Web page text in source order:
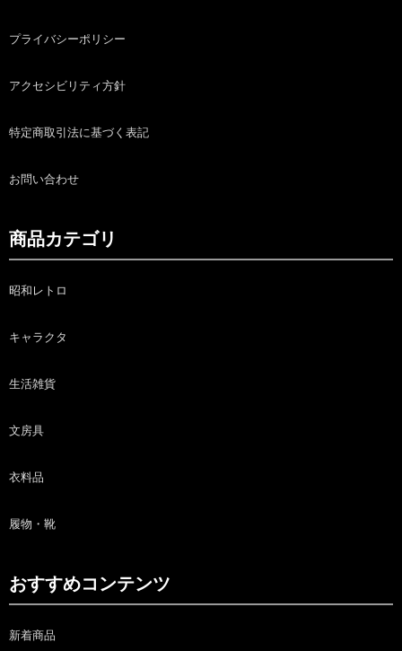
プライバシーポリシー
アクセシビリティ方針
特定商取引法に基づく表記
お問い合わせ
商品カテゴリ
昭和レトロ
キャラクタ
生活雑貨
文房具
衣料品
履物・靴
おすすめコンテンツ
新着商品